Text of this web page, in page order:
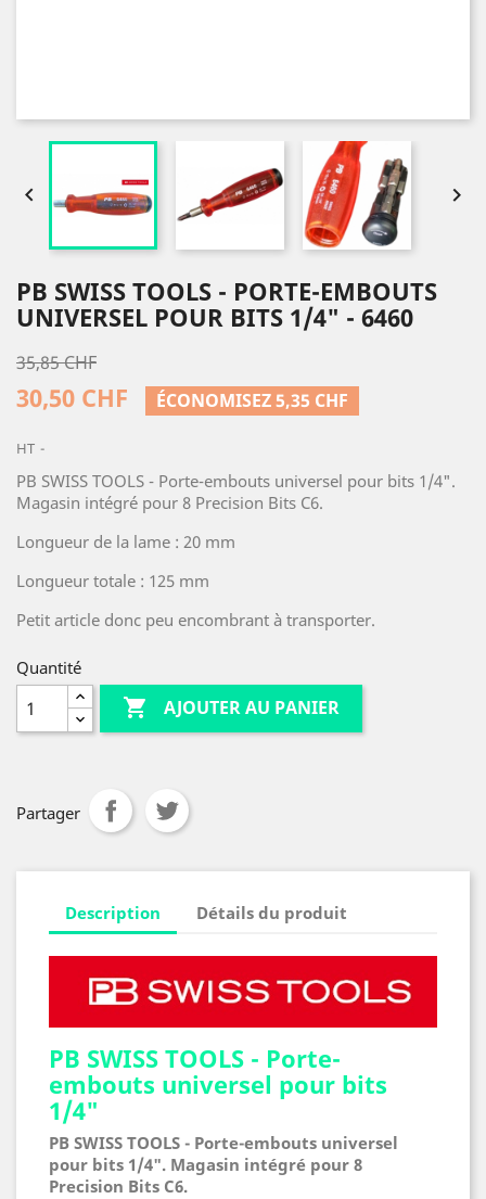
 
PB SWISS TOOLS - PORTE-EMBOUTS
UNIVERSEL POUR BITS 1/4" - 6460
35,85 CHF
30,50 CHF ÉCONOMISEZ 5,35 CHF
HT
PB SWISS TOOLS - Porte-embouts universel pour bits 1/4".
Magasin intégré pour 8 Precision Bits C6.
Longueur de la lame : 20 mm
Longueur totale : 125 mm
Petit article donc peu encombrant à transporter.
Quantité
 AJOUTER AU PANIER
Partager
Description Détails du produit
PB SWISS TOOLS - Porte-
embouts universel pour bits
1/4"
PB SWISS TOOLS - Porte-embouts universel
pour bits 1/4". Magasin intégré pour 8
Precision Bits C6.